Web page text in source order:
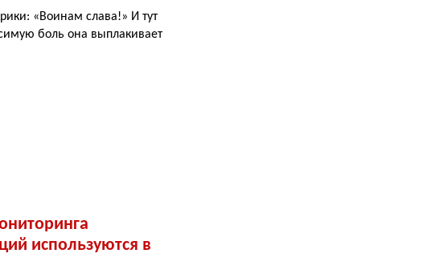
«Воинам слава!» И тут
боль она выплакивает
используются в